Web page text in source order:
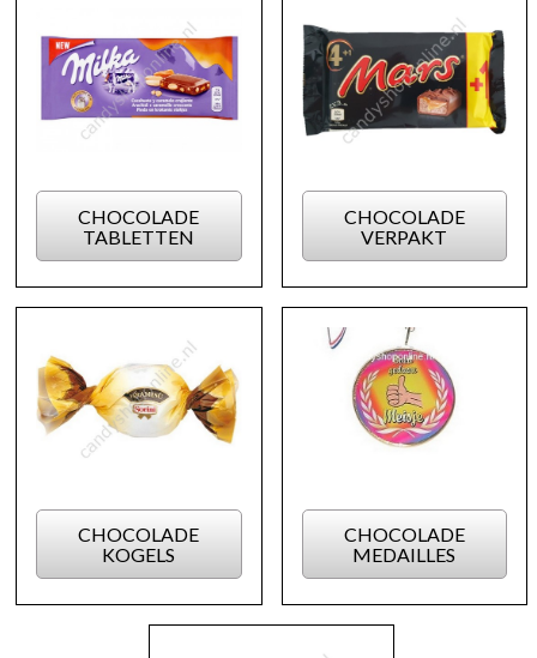
CHOCOLADE
TABLETTEN
CHOCOLADE
VERPAKT
CHOCOLADE
KOGELS
CHOCOLADE
MEDAILLES